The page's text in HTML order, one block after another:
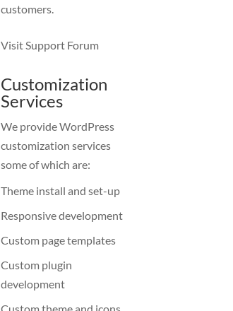
customers.
Visit Support Forum
Customization
Services
We provide WordPress
customization services
some of which are:
Theme install and set-up
Responsive development
Custom page templates
Custom plugin
development